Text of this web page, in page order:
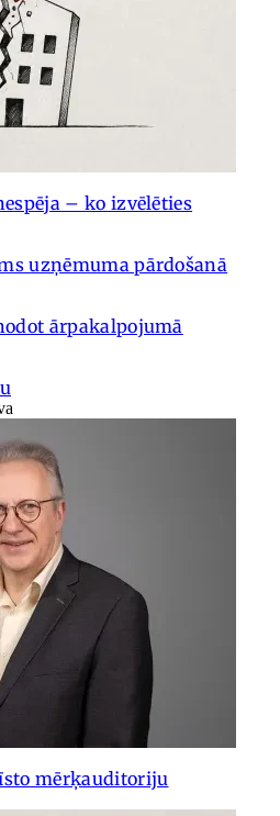
– ko izvēlēties
uzņēmuma pārdošanā
ārpakalpojumā
mērķauditoriju